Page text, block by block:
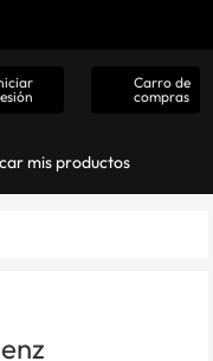
Carro de
compras
mis productos